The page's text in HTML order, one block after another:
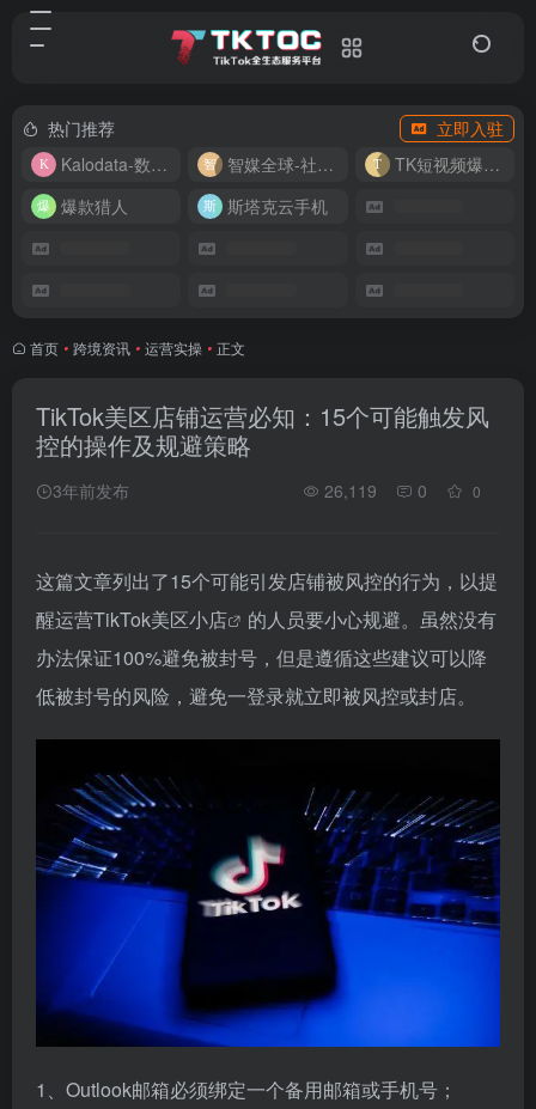
热门推荐
立即入驻
Kalodata-数据分析平台
智媒全球-社媒管理平台
TK短视频爆款复刻
爆款猎人
斯塔克云手机
首页 • 跨境资讯 • 运营实操 • 正文
TikTok美区店铺运营必知：15个可能触发风
控的操作及规避策略
3年前发布 26,119 0 0
这篇文章列出了15个可能引发店铺被风控的行为，以提
醒运营TikTok美区小店
的人员要小心规避。虽然没有
办法保证100%避免被封号，但是遵循这些建议可以降
低被封号的风险，避免一登录就立即被风控或封店。
1、Outlook邮箱必须绑定一个备用邮箱或手机号；